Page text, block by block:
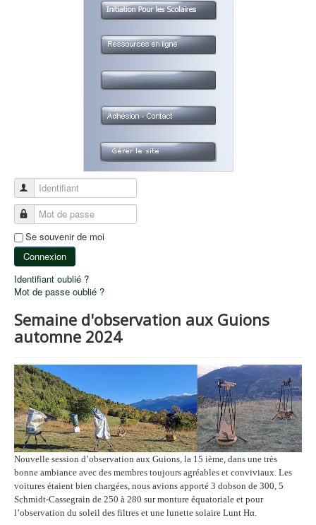
Identifiant
Mot de passe
Se souvenir de moi
Connexion
Identifiant oublié ?
Mot de passe oublié ?
Semaine d'observation aux Guions
automne 2024
Nouvelle session d’observation aux Guions, la 15 ième, dans une très
bonne ambiance avec des membres toujours agréables et conviviaux. Les
voitures étaient bien chargées, nous avions apporté 3 dobson de 300, 5
Schmidt-Cassegrain de 250 à 280 sur monture équatoriale et pour
l’observation du soleil des filtres et une lunette solaire Lunt Hα.